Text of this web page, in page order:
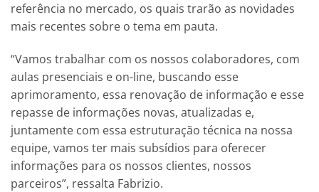
referência no mercado, os quais trarão as novidades
mais recentes sobre o tema em pauta.
“Vamos trabalhar com os nossos colaboradores, com
aulas presenciais e on-line, buscando esse
aprimoramento, essa renovação de informação e esse
repasse de informações novas, atualizadas e,
juntamente com essa estruturação técnica na nossa
equipe, vamos ter mais subsídios para oferecer
informações para os nossos clientes, nossos
parceiros”, ressalta Fabrizio.